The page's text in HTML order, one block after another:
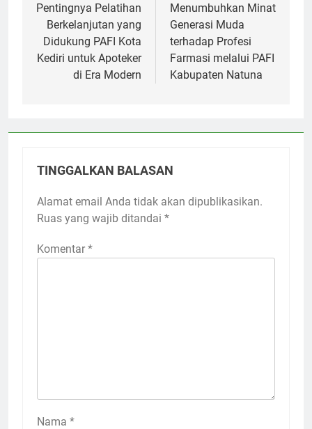
pos
Pentingnya Pelatihan
Berkelanjutan yang
Didukung PAFI Kota
Kediri untuk Apoteker
di Era Modern
Menumbuhkan Minat
Generasi Muda
terhadap Profesi
Farmasi melalui PAFI
Kabupaten Natuna
TINGGALKAN BALASAN
Alamat email Anda tidak akan dipublikasikan.
Ruas yang wajib ditandai *
Komentar *
Nama *